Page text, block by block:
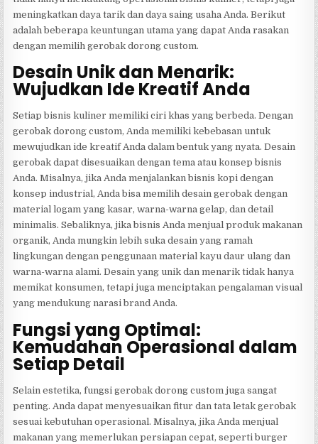
meningkatkan daya tarik dan daya saing usaha Anda. Berikut
adalah beberapa keuntungan utama yang dapat Anda rasakan
dengan memilih gerobak dorong custom.
Desain Unik dan Menarik:
Wujudkan Ide Kreatif Anda
Setiap bisnis kuliner memiliki ciri khas yang berbeda. Dengan
gerobak dorong custom, Anda memiliki kebebasan untuk
mewujudkan ide kreatif Anda dalam bentuk yang nyata. Desain
gerobak dapat disesuaikan dengan tema atau konsep bisnis
Anda. Misalnya, jika Anda menjalankan bisnis kopi dengan
konsep industrial, Anda bisa memilih desain gerobak dengan
material logam yang kasar, warna-warna gelap, dan detail
minimalis. Sebaliknya, jika bisnis Anda menjual produk makanan
organik, Anda mungkin lebih suka desain yang ramah
lingkungan dengan penggunaan material kayu daur ulang dan
warna-warna alami. Desain yang unik dan menarik tidak hanya
memikat konsumen, tetapi juga menciptakan pengalaman visual
yang mendukung narasi brand Anda.
Fungsi yang Optimal:
Kemudahan Operasional dalam
Setiap Detail
Selain estetika, fungsi gerobak dorong custom juga sangat
penting. Anda dapat menyesuaikan fitur dan tata letak gerobak
sesuai kebutuhan operasional. Misalnya, jika Anda menjual
makanan yang memerlukan persiapan cepat, seperti burger